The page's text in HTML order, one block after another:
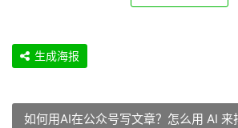
生成海报
如何用AI在公众号写文章？怎么用 AI 来